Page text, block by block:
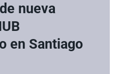
nueva
en Santiago